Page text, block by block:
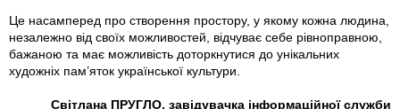
Це насамперед про створення простору, у якому кожна людина,
незалежно від своїх можливостей, відчуває себе рівноправною,
бажаною та має можливість доторкнутися до унікальних
художніх пам’яток української культури.
Світлана ПРУГЛО, завідувачка інформаційної служби